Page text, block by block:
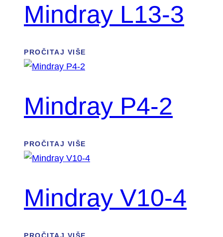
Mindray L13-3
PROČITAJ VIŠE
Mindray P4-2
PROČITAJ VIŠE
Mindray V10-4